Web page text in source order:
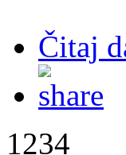
Čitaj
1234